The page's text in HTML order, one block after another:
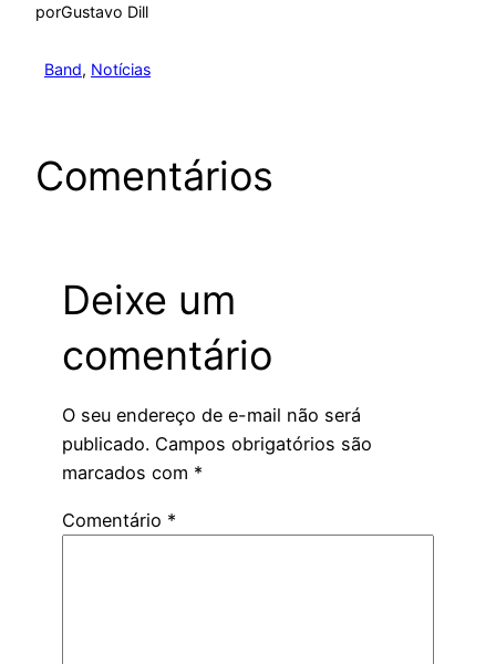
porGustavo Dill
Band, Notícias
Comentários
Deixe um
comentário
O seu endereço de e-mail não será
publicado. Campos obrigatórios são
marcados com *
Comentário *